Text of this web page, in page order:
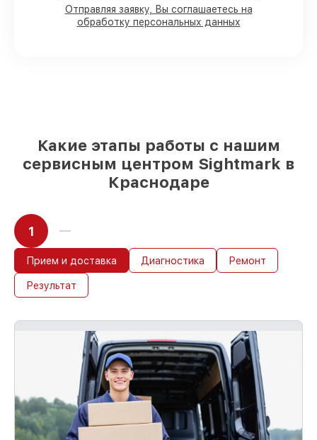
80%работ в вашем присутствии
90%комплектующих для
Отправляя заявку, Вы соглашаетесь на
обработку персональных данных
Какие этапы работы с нашим
сервисным центром Sightmark в
Краснодаре
1
Прием и доставка Диагностика Ремонт
Результат